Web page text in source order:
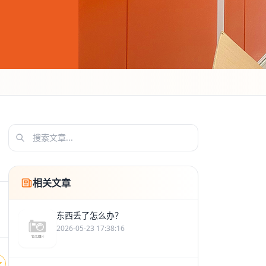
相关文章
东西丢了怎么办？
2026-05-23 17:38:16